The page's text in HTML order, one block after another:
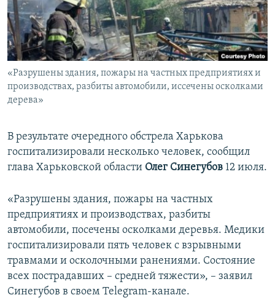
ПОБЕДИТЕЛЕЙ НЕ СУДЯТ?
КРЫМ.НЕПОКОРЕННЫЙ
ELIFBE
УКРАИНСКАЯ ПРОБЛЕМА КРЫМА
ПРИСОЕДИНЯЙТЕСЬ!
Все сайты RFE/RL
«Разрушены здания, пожары на частных предприятиях и
производствах, разбиты автомобили, иссечены осколками
дерева»
В результате очередного обстрела Харькова
госпитализировали несколько человек, сообщил
глава Харьковской области Олег Синегубов 12 июля.
«Разрушены здания, пожары на частных
предприятиях и производствах, разбиты
автомобили, посечены осколками деревья. Медики
госпитализировали пять человек с взрывными
травмами и осколочными ранениями. Состояние
всех пострадавших – средней тяжести», – заявил
Синегубов в своем Telegram-канале.